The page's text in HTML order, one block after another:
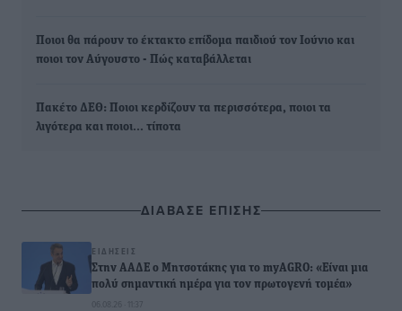
Ποιοι θα πάρουν το έκτακτο επίδομα παιδιού τον Ιούνιο και
ποιοι τον Αύγουστο - Πώς καταβάλλεται
Πακέτο ΔΕΘ: Ποιοι κερδίζουν τα περισσότερα, ποιοι τα
λιγότερα και ποιοι… τίποτα
ΔΙΑΒΑΣΕ ΕΠΙΣΗΣ
ΕΙΔΉΣΕΙΣ
Στην ΑΑΔΕ ο Μητσοτάκης για το myAGRO: «Είναι μια
πολύ σημαντική ημέρα για τον πρωτογενή τομέα»
06.08.26 · 11:37